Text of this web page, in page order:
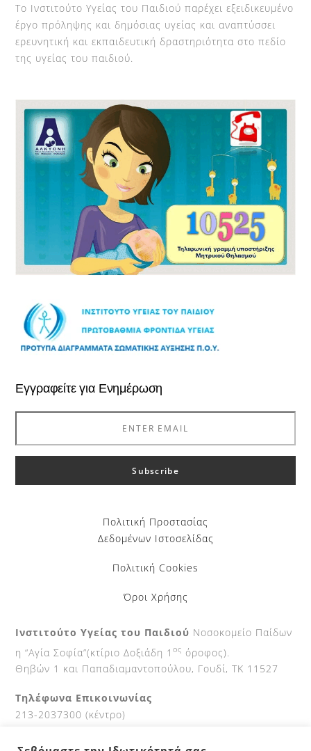
Top
Το Ινστιτούτο Υγείας του Παιδιού παρέχει εξειδικευμένο
έργο πρόληψης και δημόσιας υγείας και αναπτύσσει
ερευνητική και εκπαιδευτική δραστηριότητα στο πεδίο
της υγείας του παιδιού.
Εγγραφείτε για Ενημέρωση
Πολιτική Προστασίας
Δεδομένων Ιστοσελίδας
Πολιτική Cookies
Όροι Χρήσης
Ινστιτούτο Υγείας του Παιδιού Νοσοκομείο Παίδων
η “Αγία Σοφία”(κτίριο Δοξιάδη 1ος όροφος).
Θηβών 1 και Παπαδιαμαντοπούλου, Γουδί, ΤΚ 11527
Τηλέφωνα Επικοινωνίας
213-2037300 (κέντρο)